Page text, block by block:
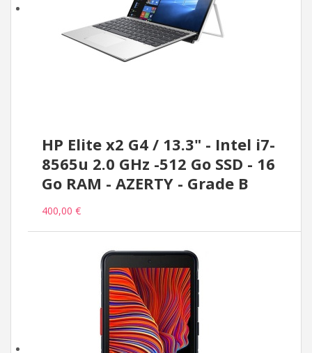
HP Elite x2 G4 / 13.3" - Intel i7-
8565u 2.0 GHz -512 Go SSD - 16
Go RAM - AZERTY - Grade B
400,00 €